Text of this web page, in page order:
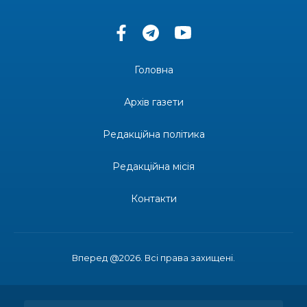
Юні мешканці Бахмутської громади у Харкові
долучилися до проєкту «Радість у дитячих
територіальної громади
«Дві музи» у Рівному: свято краси, мистецтва
епідеміолог, зоолог
Вперед @2026. Всі права захищені.
Головна
Архів газети
Редакційна політика
Редакційна місія
Контакти